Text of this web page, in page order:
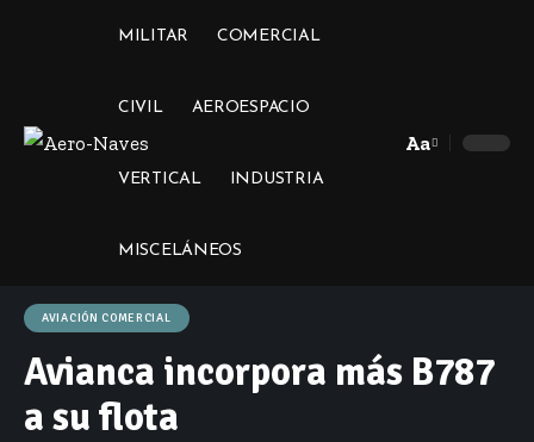
MILITAR COMERCIAL
CIVIL AEROESPACIO
VERTICAL INDUSTRIA
MISCELÁNEOS
Font
Aa
AVIACIÓN COMERCIAL
Avianca incorpora más B787
a su flota